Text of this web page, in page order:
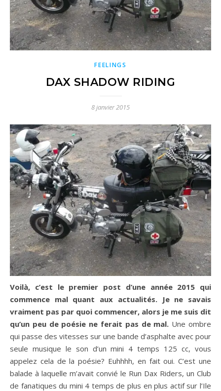
FEELINGS
DAX SHADOW RIDING
8 janvier 2015
Voilà, c’est le premier post d’une année 2015 qui
commence mal quant aux actualités. Je ne savais
vraiment pas par quoi commencer, alors je me suis dit
qu’un peu de poésie ne ferait pas de mal. Une ombre
qui passe des vitesses sur une bande d’asphalte avec pour
seule musique le son d’un mini 4 temps 125 cc, vous
appelez cela de la poésie? Euhhhh, en fait oui. C’est une
balade à laquelle m’avait convié le Run Dax Riders, un Club
de fanatiques du mini 4 temps de plus en plus actif sur l’Ile